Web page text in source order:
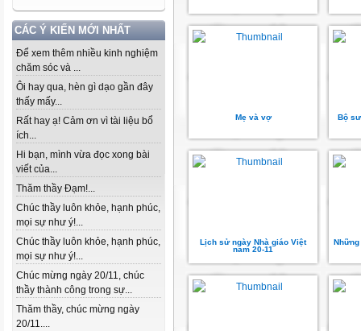
CÁC Ý KIẾN MỚI NHẤT
Để xem thêm nhiều kinh nghiệm
chăm sóc và ...
Ôi hay qua, hèn gì dạo gần đây
thấy mấy...
Rất hay ạ! Cảm ơn vì tài liệu bổ
ích...
Hi bạn, mình vừa đọc xong bài
viết của...
Thăm thầy Đạm!...
Chúc thầy luôn khỏe, hạnh phúc,
mọi sự như ý!...
Chúc thầy luôn khỏe, hạnh phúc,
mọi sự như ý!...
Chúc mừng ngày 20/11, chúc
thầy thành công trong sự...
Thăm thầy, chúc mừng ngày
20/11....
Mẹ và vợ Bộ
Lịch sử ngày Nhà giáo Việt
nam 20-11